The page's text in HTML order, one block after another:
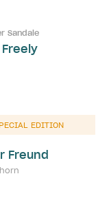
Sandale
EDITION
Freund